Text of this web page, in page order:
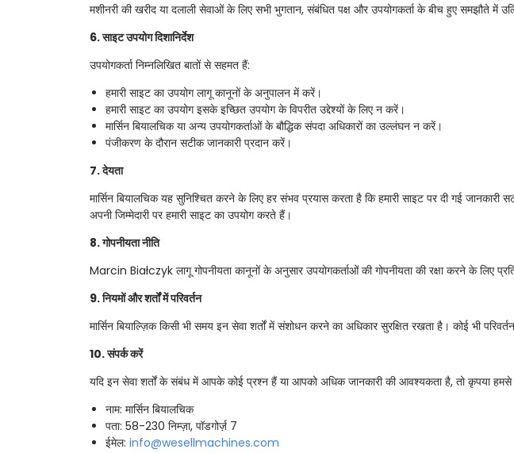
मशीनरी की खरीद या दलाली सेवाओं के लिए सभी भुगतान, संबंधित पक्ष और उपयोगकर्ता के बीच हुए समझौते
6. साइट उपयोग दिशानिर्देश
उपयोगकर्ता निम्नलिखित बातों से सहमत हैं:
हमारी साइट का उपयोग लागू कानूनों के अनुपालन में करें।
हमारी साइट का उपयोग इसके इच्छित उपयोग के विपरीत उद्देश्यों के लिए न करें।
मार्सिन बियालचिक या अन्य उपयोगकर्ताओं के बौद्धिक संपदा अधिकारों का उल्लंघन न करें।
पंजीकरण के दौरान सटीक जानकारी प्रदान करें।
7. देयता
मार्सिन बियालचिक यह सुनिश्चित करने के लिए हर संभव प्रयास करता है कि हमारी साइट पर दी गई
अपनी जिम्मेदारी पर हमारी साइट का उपयोग करते हैं।
8. गोपनीयता नीति
Marcin Białczyk लागू गोपनीयता कानूनों के अनुसार उपयोगकर्ताओं की गोपनीयता की रक्षा करने के लिए
9. नियमों और शर्तों में परिवर्तन
मार्सिन बियाल्ज़िक किसी भी समय इन सेवा शर्तों में संशोधन करने का अधिकार सुरक्षित रखता है। कोई भी
10. संपर्क करें
यदि इन सेवा शर्तों के संबंध में आपके कोई प्रश्न हैं या आपको अधिक जानकारी की आवश्यकता है, तो कृपया हमसे
नाम: मार्सिन बियालचिक
पता: 58-230 निम्ज़ा, पॉडगोर्ज़ 7
ईमेल: info@wesellmachines.com